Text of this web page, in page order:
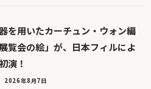
を用いたカーチュン・ウォン編
覧会の絵」が、日本フィルによ
演！
2026年8月7日